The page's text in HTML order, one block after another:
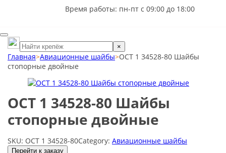
Время работы: пн-пт с 09:00 до 18:00
×
Главная>Авиационные шайбы>ОСТ 1 34528-80 Шайбы
стопорные двойные
ОСТ 1 34528-80 Шайбы
стопорные двойные
SKU: ОСТ 1 34528-80Category: Авиационные шайбы
Перейти к заказу